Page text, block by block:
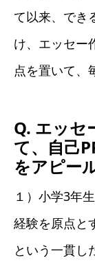
て以来、でき
け、エッセー
点を置いて、
Q. エッセ
て、自己
をアピー
１）小学3年
経験を原点と
という一貫し